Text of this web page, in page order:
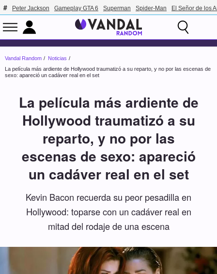
Peter Jackson Gameplay GTA 6 Superman Spider-Man El Señor de los
Vandal Random
Noticias
La película más ardiente de Hollywood traumatizó a su reparto, y no por las escenas de
sexo: apareció un cadáver real en el set
La película más ardiente de
Hollywood traumatizó a su
reparto, y no por las
escenas de sexo: apareció
un cadáver real en el set
Kevin Bacon recuerda su peor pesadilla en
Hollywood: toparse con un cadáver real en
mitad del rodaje de una escena